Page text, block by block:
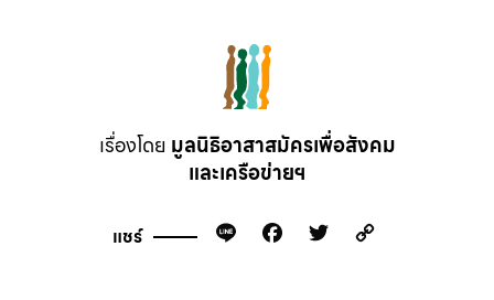
เรื่องโดย มูลนิธิอาสาสมัครเพื่อสังคม
และเครือข่ายฯ
แชร์ Line Facebook
Twitter